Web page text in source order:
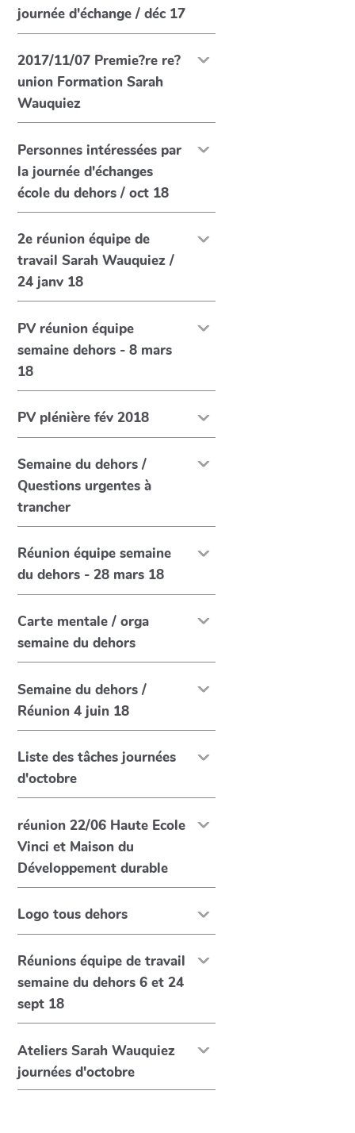
journée d'échange / déc 17
2017/11/07 Premie?re re?
union Formation Sarah
Wauquiez
Personnes intéressées par
la journée d'échanges
école du dehors / oct 18
2e réunion équipe de
travail Sarah Wauquiez /
24 janv 18
PV réunion équipe
semaine dehors - 8 mars
18
PV plénière fév 2018
Semaine du dehors /
Questions urgentes à
trancher
Réunion équipe semaine
du dehors - 28 mars 18
Carte mentale / orga
semaine du dehors
Semaine du dehors /
Réunion 4 juin 18
Liste des tâches journées
d'octobre
réunion 22/06 Haute Ecole
Vinci et Maison du
Développement durable
Logo tous dehors
Réunions équipe de travail
semaine du dehors 6 et 24
sept 18
Ateliers Sarah Wauquiez
journées d'octobre